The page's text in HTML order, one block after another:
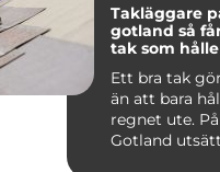
Takläggare
gotland så får du ett
tak som
Ett bra tak
än att bara
regnet ute. På
Gotland